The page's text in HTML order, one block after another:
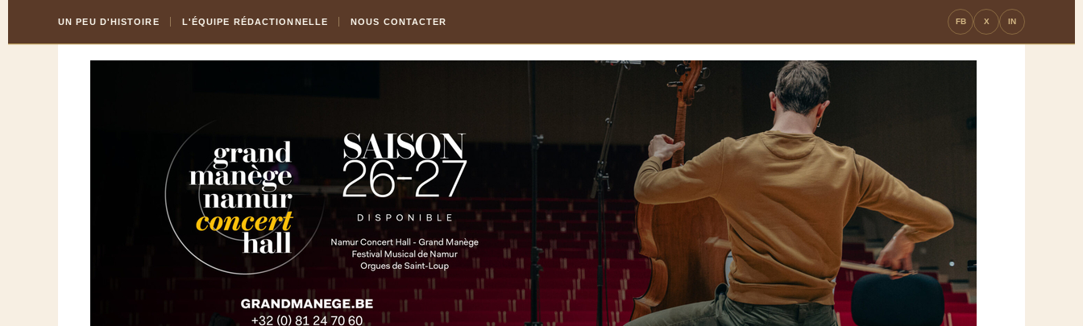
Content
la
UN PEU D'HISTOIRE L'ÉQUIPE RÉDACTIONNELLE NOUS CONTACTER FB X IN